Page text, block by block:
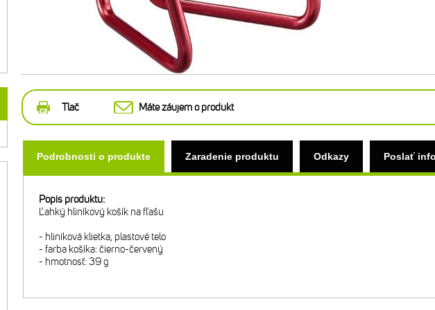
Tlač Máte záujem o produkt
Podrobnosti o produkte Zaradenie produktu Odkazy Poslať
Popis produktu:
Ľahký hliníkový košík na fľašu
- hliníková klietka, plastové telo
- farba košíka: čierno-červený
- hmotnosť: 39 g